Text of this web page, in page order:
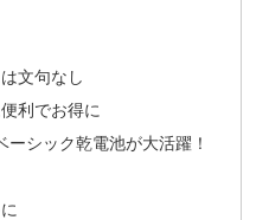
文句なし
利でお得に
シック乾電池が大活躍！